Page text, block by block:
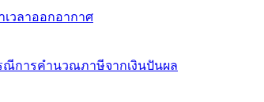
วลาออกอากาศ
ณีการคำนวณภาษีจากเงินปันผล